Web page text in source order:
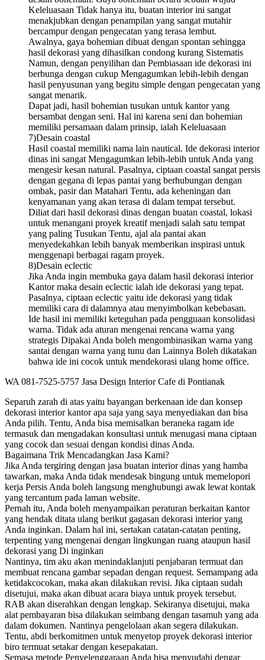
Keleluasaan Tidak hanya itu, buatan interior ini sangat
menakjubkan dengan penampilan yang sangat mutahir
bercampur dengan pengecatan yang terasa lembut.
Awalnya, gaya bohemian dibuat dengan spontan sehingga
hasil dekorasi yang dihasilkan condong kurang Sistematis
Namun, dengan penyilihan dan Pembiasaan ide dekorasi ini
berbunga dengan cukup Mengagumkan lebih-lebih dengan
hasil penyusunan yang begitu simple dengan pengecatan yang
sangat menarik.
Dapat jadi, hasil bohemian tusukan untuk kantor yang
bersambat dengan seni. Hal ini karena seni dan bohemian
memiliki persamaan dalam prinsip, ialah Keleluasaan
7)Desain coastal
Hasil coastal memiliki nama lain nautical. Ide dekorasi interior
dinas ini sangat Mengagumkan lebih-lebih untuk Anda yang
mengesir kesan natural. Pasalnya, ciptaan coastal sangat persis
dengan gegana di lepas pantai yang berhubungan dengan
ombak, pasir dan Matahari Tentu, ada keheningan dan
kenyamanan yang akan terasa di dalam tempat tersebut.
Diliat dari hasil dekorasi dinas dengan buatan coastal, lokasi
untuk menangani proyek kreatif menjadi salah satu tempat
yang paling Tusukan Tentu, ajal ala pantai akan
menyedekahkan lebih banyak memberikan inspirasi untuk
menggenapi berbagai ragam proyek.
8)Desain eclectic
Jika Anda ingin membuka gaya dalam hasil dekorasi interior
Kantor maka desain eclectic ialah ide dekorasi yang tepat.
Pasalnya, ciptaan eclectic yaitu ide dekorasi yang tidak
memiliki cara di dalamnya atau menyimbolkan kebebasan.
Ide hasil ini memiliki keteguhan pada pengguaan konsolidasi
warna. Tidak ada aturan mengenai rencana warna yang
strategis Dipakai Anda boleh mengombinasikan warna yang
santai dengan warna yang tunu dan Lainnya Boleh dikatakan
bahwa ide ini cocok untuk mendekorasi ulang home office.
WA 081-7525-5757 Jasa Design Interior Cafe di Pontianak
Separuh zarah di atas yaitu bayangan berkenaan ide dan konsep
dekorasi interior kantor apa saja yang saya menyediakan dan bisa
Anda pilih. Tentu, Anda bisa memisalkan beraneka ragam ide
termasuk dan mengadakan konsultasi untuk menugasi mana ciptaan
yang cocok dan sesuai dengan kondisi dinas Anda.
Bagaimana Trik Mencadangkan Jasa Kami?
Jika Anda tergiring dengan jasa buatan interior dinas yang hamba
tawarkan, maka Anda tidak mendesak bingung untuk memelopori
kerja Persis Anda boleh langsung menghubungi awak lewat kontak
yang tercantum pada laman website.
Pernah itu, Anda boleh menyampaikan peraturan berkaitan kantor
yang hendak ditata ulang berikut gagasan dekorasi interior yang
Anda inginkan. Dalam hal ini, sertakan catatan-catatan penting,
terpenting yang mengenai dengan lingkungan ruang ataupun hasil
dekorasi yang Di inginkan
Nantinya, tim aku akan menindaklanjuti penjabaran termuat dan
membuat rencana gambar sepadan dengan request. Semampang ada
ketidakcocokan, maka akan dilakukan revisi. Jika ciptaan sudah
disetujui, maka akan dibuat acara biaya untuk proyek tersebut.
RAB akan diserahkan dengan lengkap. Sekiranya disetujui, maka
alat pembayaran bisa dilakukan seimbang dengan tasamuh yang ada
dalam dokumen. Nantinya pengelolaan akan segera dilakukan.
Tentu, abdi berkomitmen untuk menyetop proyek dekorasi interior
biro termuat setakar dengan kesepakatan.
Semasa metode Penyelenggaraan Anda bisa menyudahi dengar